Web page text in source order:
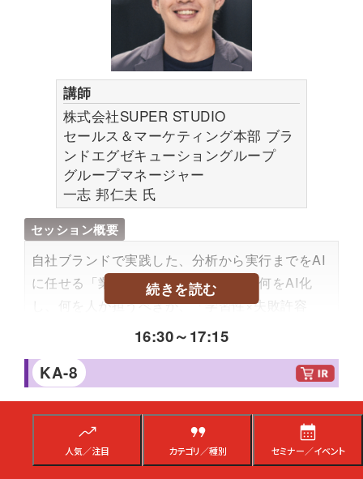
人気／注目 カテゴリ／種別 セミナー／イベント
を検討し始めた方から、既存業務の限界を感じて
いる方まで。基本的な概念から、事業成長に活か
せる実践的な活用例までをカバーします。
参加対象者
小売業におけるEC担当者・店舗運営担当者など
デジタルマーケティングの担当者
受講するメリット
Googleの各サービスと店舗在庫を連携させ、顧客
の「今すぐ試したい」に応えられる具体施策を学
べます。
EC・実店舗双方で顧客利便性を高め、売上向上
につなげる実際の事例をご紹介します。
こんなニーズや悩みにこたえられる内容です
実店舗とECの集客を同時に強化したい、店舗在
庫の情報をオンライン上で効果的に活用したい、
顧客が商品を探し回るストレスを解消し、スムー
ズに来店・購入につなげたいという課題を抱える
小売事業者様に最適です。
講師
株式会社SUPER STUDIO
セールス＆マーケティング本部 ブラ
ンドエグゼキューショングループ
グループマネージャー
一志 邦仁夫 氏
セッション概要
自社ブランドで実践した、分析から実行までをAI
に任せる「業務変革」の実例を公開。何をAI化
し、何を人が担うべきか、「学習性×失敗許容
度」による判断基準と、AIによる運用の鍵となる
「作業」から解放され「決断」に集中する、次世
内容のレベル感
大規模店舗向け・中規模向け
続きを読む
16:30～17:15
KA-8
中川政七商店×TENTIALが語る
失敗しないためのAI活用＋生産性向上・
業務効率化のポイント